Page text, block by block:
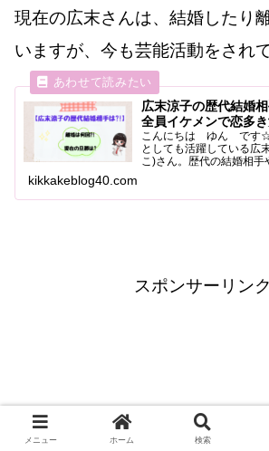
現在の広末さんは、結婚したり
いますが、今も芸能活動をされ
広末涼子の歴代結婚
全員イケメンで恋多
こんにちは ゆん です☆
としても活躍している広
こ)さん。歴代の結婚相手
「結婚・出産・不倫・...
kikkakeblog40.com
スポンサーリンク
メニュー ホーム 検索